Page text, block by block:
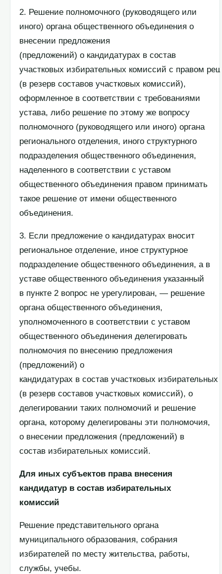
2. Решение полномочного (руководящего или
иного) органа общественного объединения о
внесении предложения
(предложений) о кандидатурах в состав
участковых избирательных комиссий с правом
(в резерв составов участковых комиссий),
оформленное в соответствии с требованиями
устава, либо решение по этому же вопросу
полномочного (руководящего или иного) органа
регионального отделения, иного структурного
подразделения общественного объединения,
наделенного в соответствии с уставом
общественного объединения правом принимать
такое решение от имени общественного
объединения.
3. Если предложение о кандидатурах вносит
региональное отделение, иное структурное
подразделение общественного объединения, а в
уставе общественного объединения указанный
в пункте 2 вопрос не урегулирован, — решение
органа общественного объединения,
уполномоченного в соответствии с уставом
общественного объединения делегировать
полномочия по внесению предложения
(предложений) о
кандидатурах в состав участковых
(в резерв составов участковых комиссий), о
делегировании таких полномочий и решение
органа, которому делегированы эти полномочия,
о внесении предложения (предложений) в
состав избирательных комиссий.
Для иных субъектов права внесения
кандидатур в состав избирательных
комиссий
Решение представительного органа
муниципального образования, собрания
избирателей по месту жительства, работы,
службы, учебы.